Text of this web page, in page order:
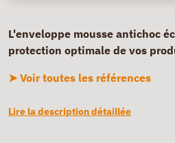
L'enveloppe mousse antichoc
protection optimale de vos
➤ Voir toutes les références
Lire la description détaillée